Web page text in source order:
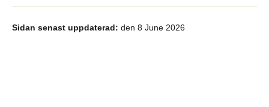
Sidan senast uppdaterad: den 8 June 2026